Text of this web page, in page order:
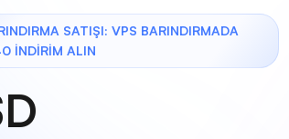
SATIŞI: VPS BARINDIRMADA
İNDİRİM ALIN